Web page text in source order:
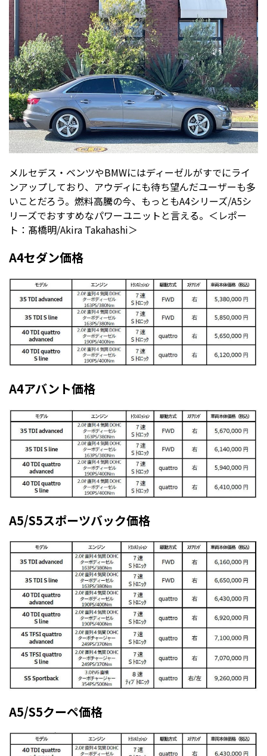
メルセデス・ベンツやBMWにはディーゼルがすでにライ
ンアップしており、アウディにも待ち望んだユーザーも多
いことだろう。燃料高騰の今、もっともA4シリーズ/A5シ
リーズでおすすめなパワーユニットと言える。＜レポー
ト：髙橋明/Akira Takahashi＞
A4セダン価格
A4アバント価格
A5/S5スポーツバック価格
A5/S5クーペ価格